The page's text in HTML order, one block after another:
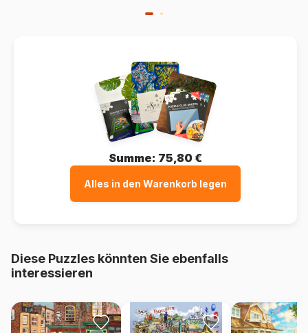
Summe: 75,80 €
Alles in den Warenkorb legen
Diese Puzzles könnten Sie ebenfalls
interessieren